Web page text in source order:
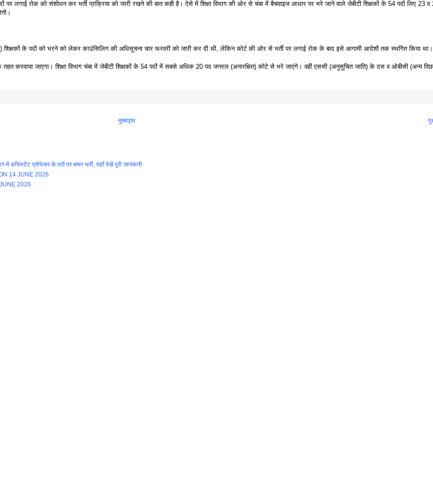
लगाई रोक को संशोधन कर भर्ती प्रक्रिया को जारी रखने की बात कही है। ऐसे में शिक्षा विभाग की ओर से चंबा में बैचवाइज आधार पर भरे जाने वाले जेबीटी शिक्षकों के 54 पदों लिए 23 व
शिक्षकों के पदों को भरने को लेकर काउंसिलिग की अधिसूचना चार फरवरी को जारी कर दी थी, लेकिन कोर्ट की ओर से भर्ती पर लगाई रोक के बाद इसे आगामी आदेशों तक स्थगित किया
करवाया जाएगा। शिक्षा विभाग चंबा में जेबीटी शिक्षकों के 54 पदों में सबसे अधिक 20 पद जनरल (अनारक्षित) कोटे से भरे जाएंगे। वहीं एससी (अनुसूचित जाति) के दस व ओबीसी (अन्य
मुख्यपृष्ठ
प्रोफेसर के पदों पर बम्पर भर्ती, यहाँ देखें पूरी जानकारी
14 JUNE 2026
2026